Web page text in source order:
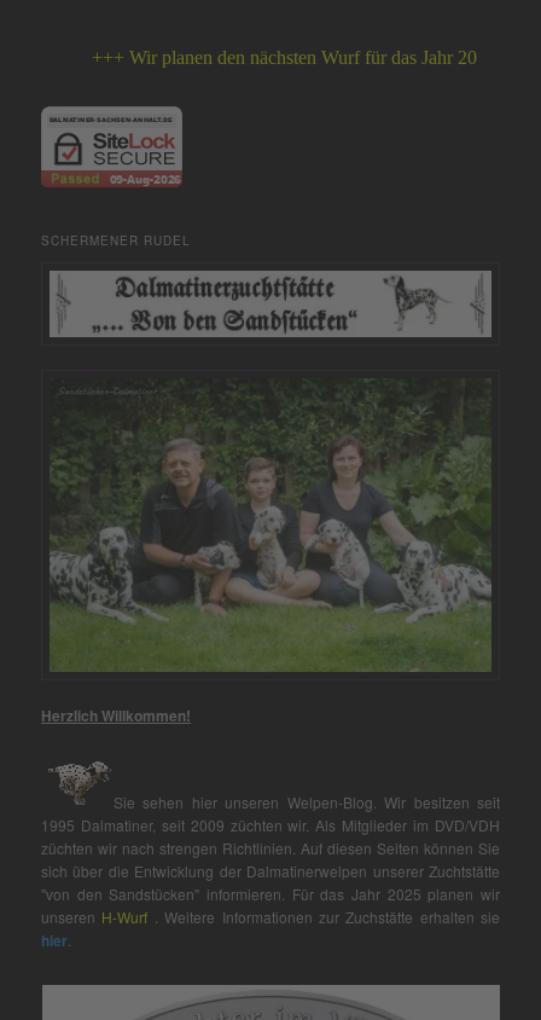
+++ Wir planen den nächsten Wurf für das Jahr 2026 +++
SCHERMENER RUDEL
Herzlich Willkommen!
Sie sehen hier unseren Welpen-Blog. Wir besitzen seit
1995 Dalmatiner, seit 2009 züchten wir. Als Mitglieder im DVD/VDH
züchten wir nach strengen Richtlinien. Auf diesen Seiten können Sie
sich über die Entwicklung der Dalmatinerwelpen unserer Zuchtstätte
"von den Sandstücken" informieren. Für das Jahr 2025 planen wir
unseren H-Wurf . Weitere Informationen zur Zuchstätte erhalten sie
hier.